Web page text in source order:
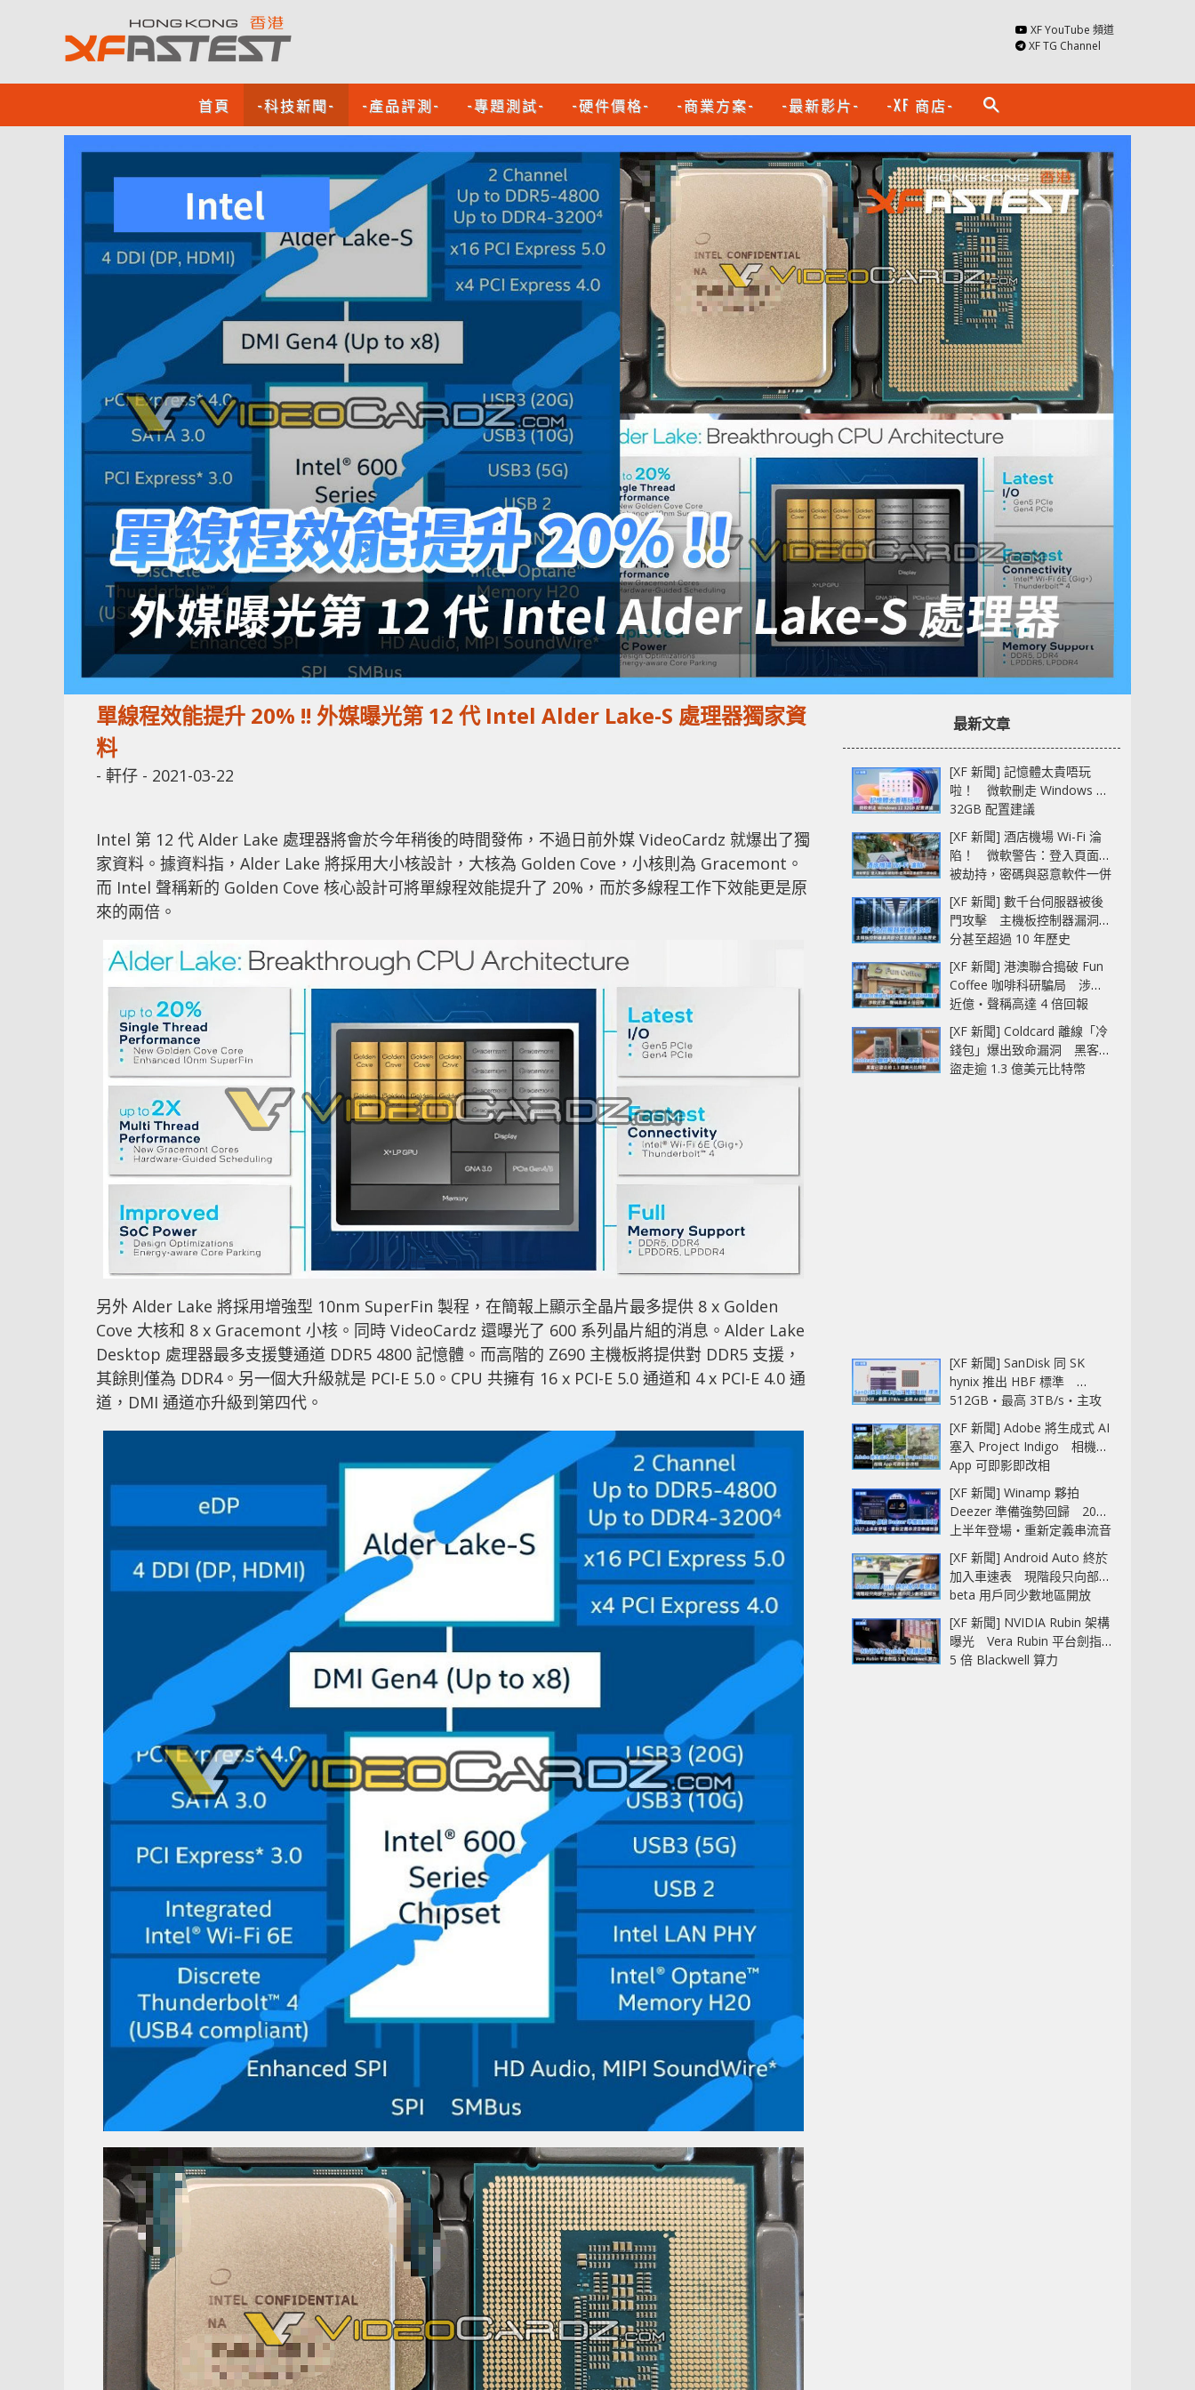
XF YouTube 頻道
XF TG Channel
首頁 -科技新聞- -產品評測- -專題測試- -硬件價格- -商業方案- -最新影片- -XF 商店- search
單線程效能提升 20% !! 外媒曝光第 12 代 Intel Alder Lake-S 處理器獨家資
料
- 軒仔 - 2021-03-22
Intel 第 12 代 Alder Lake 處理器將會於今年稍後的時間發佈，不過日前外媒 VideoCardz 就爆出了獨
家資料。據資料指，Alder Lake 將採用大小核設計，大核為 Golden Cove，小核則為 Gracemont。
而 Intel 聲稱新的 Golden Cove 核心設計可將單線程效能提升了 20%，而於多線程工作下效能更是原
來的兩倍 。
另外 Alder Lake 將採用增強型 10nm SuperFin 製程，在簡報上顯示全晶片最多提供 8 x Golden
Cove 大核和 8 x Gracemont 小核。同時 VideoCardz 還曝光了 600 系列晶片組的消息。Alder Lake
Desktop 處理器最多支援雙通道 DDR5 4800 記憶體。而高階的 Z690 主機板將提供對 DDR5 支援，
其餘則僅為 DDR4。另一個大升級就是 PCI-E 5.0。CPU 共擁有 16 x PCI-E 5.0 通道和 4 x PCI-E 4.0 通
道，DMI 通道亦升級到第四代。
最新文章
[XF 新聞] 記憶體太貴唔玩
啦！ 微軟刪走 Windows 11
32GB 配置建議
[XF 新聞] 酒店機場 Wi-Fi 淪
陷！ 微軟警告：登入頁面可
被劫持，密碼與惡意軟件一併
中招
[XF 新聞] 數千台伺服器被後
門攻擊 主機板控制器漏洞部
分甚至超過 10 年歷史
[XF 新聞] 港澳聯合搗破 Fun
Coffee 咖啡科研騙局 涉款
近億‧聲稱高達 4 倍回報
[XF 新聞] Coldcard 離線「冷
錢包」爆出致命漏洞 黑客已
盜走逾 1.3 億美元比特幣
[XF 新聞] SanDisk 同 SK
hynix 推出 HBF 標準
512GB‧最高 3TB/s‧主攻
AI 記憶體
[XF 新聞] Adobe 將生成式 AI
塞入 Project Indigo 相機
App 可即影即改相
[XF 新聞] Winamp 夥拍
Deezer 準備強勢回歸 2027
上半年登場‧重新定義串流音
樂播放器
[XF 新聞] Android Auto 終於
加入車速表 現階段只向部分
beta 用戶同少數地區開放
[XF 新聞] NVIDIA Rubin 架構
曝光 Vera Rubin 平台劍指
5 倍 Blackwell 算力